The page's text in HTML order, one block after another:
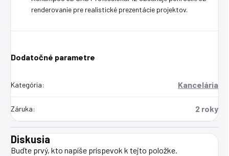
renderovanie pre realistické prezentácie projektov.
Dodatočné parametre
Kategória: Kancelária
Záruka: 2 roky
Diskusia
Buďte prvý, kto napíše príspevok k tejto položke.